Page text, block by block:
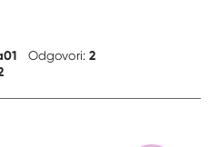
Odgovori:2